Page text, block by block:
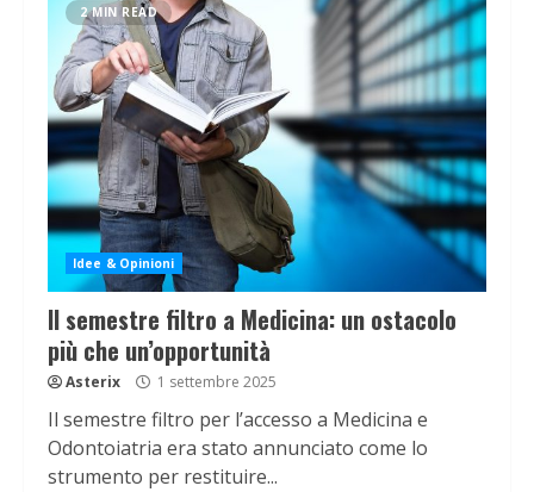
2 MIN READ
Idee & Opinioni
Il semestre filtro a Medicina: un ostacolo
più che un’opportunità
Asterix 1 settembre 2025
Il semestre filtro per l’accesso a Medicina e
Odontoiatria era stato annunciato come lo
strumento per restituire...